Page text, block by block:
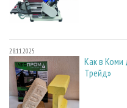
28.11.2025
Как в Коми
Трейд»